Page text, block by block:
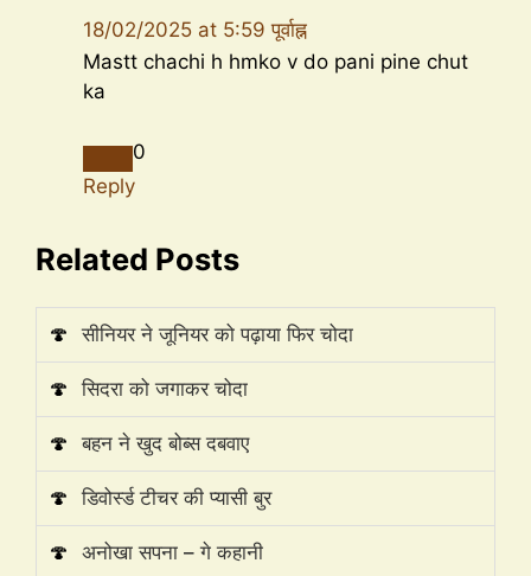
18/02/2025 at 5:59 पूर्वाह्न
Mastt chachi h hmko v do pani pine chut
ka
0
Reply
Related Posts
🍄 सीनियर ने जूनियर को पढ़ाया फिर चोदा
🍄 सिदरा को जगाकर चोदा
🍄 बहन ने खुद बोब्स दबवाए
🍄 डिवोर्स्ड टीचर की प्यासी बुर
🍄 अनोखा सपना – गे कहानी